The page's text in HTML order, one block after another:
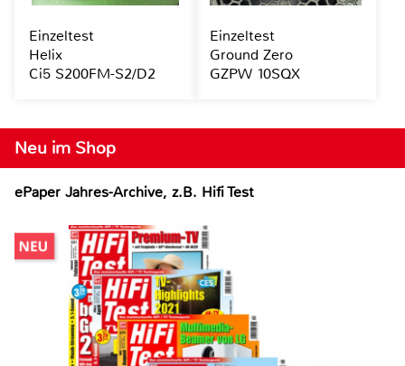
Neu im Shop
ePaper Jahres-Archive, z.B. Hifi Test
Einzeltest
Helix
Ci5 S200FM-S2/D2
Einzeltest
Ground Zero
GZPW 10SQX